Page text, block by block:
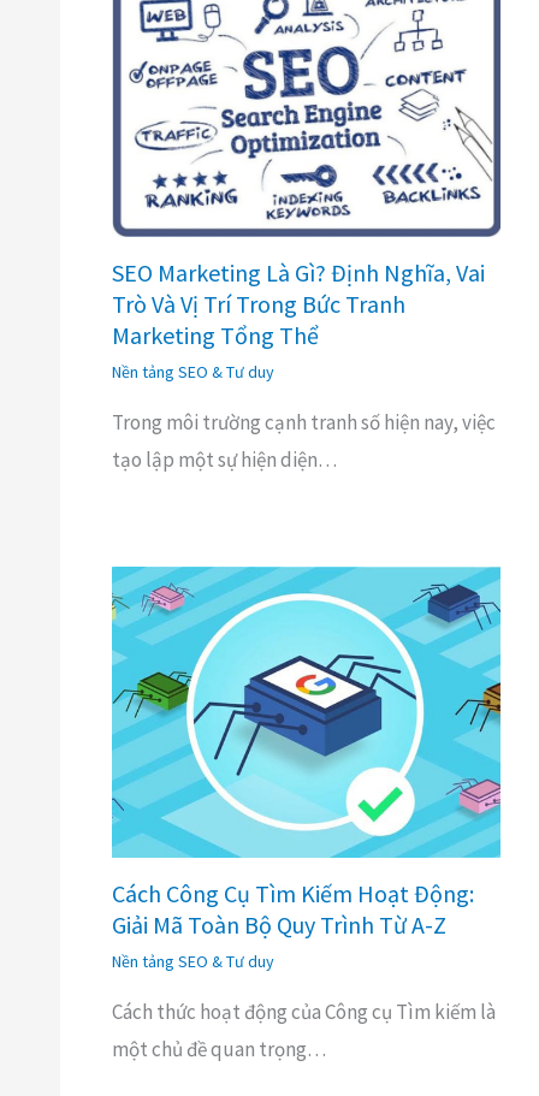
SEO Marketing Là Gì? Định Nghĩa, Vai
Trò Và Vị Trí Trong Bức Tranh
Marketing Tổng Thể
Nền tảng SEO & Tư duy
Trong môi trường cạnh tranh số hiện nay, việc
tạo lập một sự hiện diện…
Cách Công Cụ Tìm Kiếm Hoạt Động:
Giải Mã Toàn Bộ Quy Trình Từ A-Z
Nền tảng SEO & Tư duy
Cách thức hoạt động của Công cụ Tìm kiếm là
một chủ đề quan trọng…